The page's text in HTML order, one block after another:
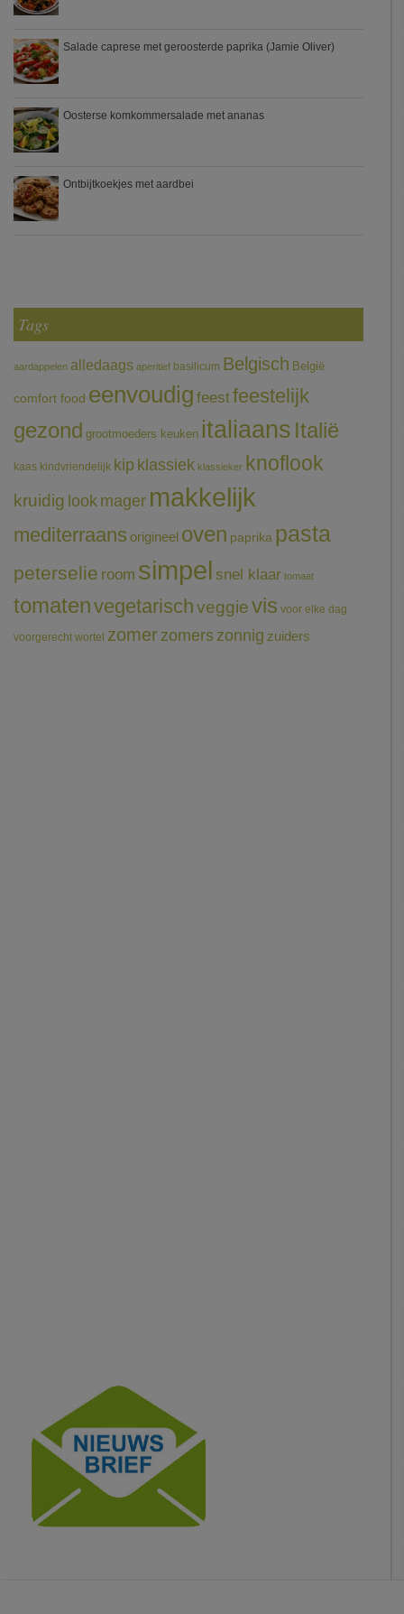
Salade caprese met geroosterde paprika (Jamie Oliver)
Oosterse komkommersalade met ananas
Ontbijtkoekjes met aardbei
Tags
aardappelen alledaags aperitief basilicum Belgisch België
comfort food eenvoudig feestfeestelijk
gezond grootmoeders keuken italiaans Italië
kaas kindvriendelijk kip klassiek klassieker knoflook
kruidig look mager makkelijk
mediterraans origineel oven paprika pasta
peterselie room simpel snel klaar tomaat
tomatenvegetarischveggievis voor elke dag
voorgerecht wortel zomerzomerszonnig zuiders